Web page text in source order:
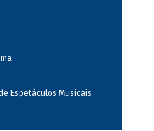
Espetáculos Musicais